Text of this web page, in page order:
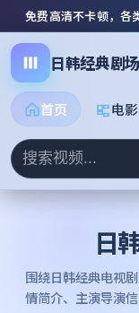
免费高清不卡顿，各
日韩经典剧场
首页 电影
日
围绕日韩经典电视
情简介、主演导演